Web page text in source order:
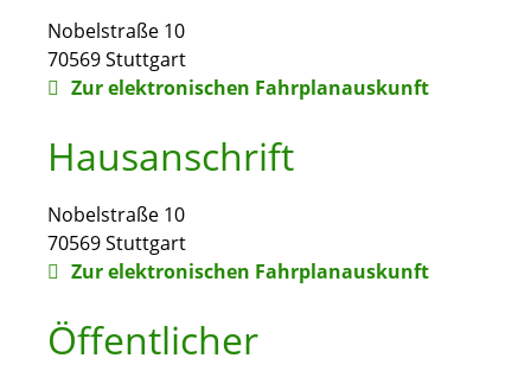
Nobelstraße 10
70569Stuttgart
Zur elektronischen Fahrplanauskunft
Hausanschrift
Nobelstraße 10
70569Stuttgart
Zur elektronischen Fahrplanauskunft
Öffentlicher